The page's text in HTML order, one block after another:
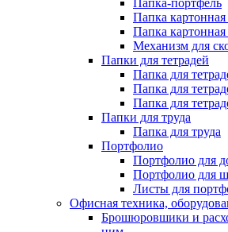
Папка-портфель
Папка картонная
Папка
Механизм для
Папки для тетрадей
Папка для
Папка для
Папка для
Папки для труда
Папка для труда
Портфолио
Портфолио для
Портфолио для
Листы для
Офисная техника,
Брошюровшики и